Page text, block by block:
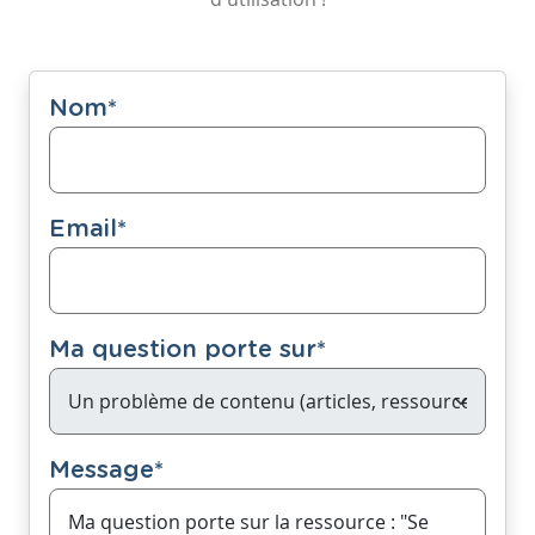
Nom*
Email*
Ma question porte sur*
Message*